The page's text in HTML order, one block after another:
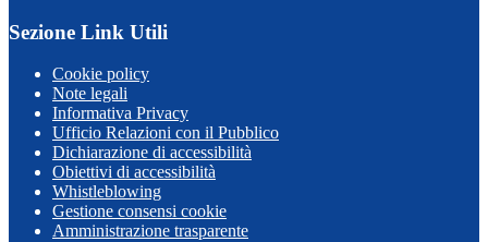
Sezione Link Utili
Cookie policy
Note legali
Informativa Privacy
Ufficio Relazioni con il Pubblico
Dichiarazione di accessibilità
Obiettivi di accessibilità
Whistleblowing
Gestione consensi cookie
Amministrazione trasparente